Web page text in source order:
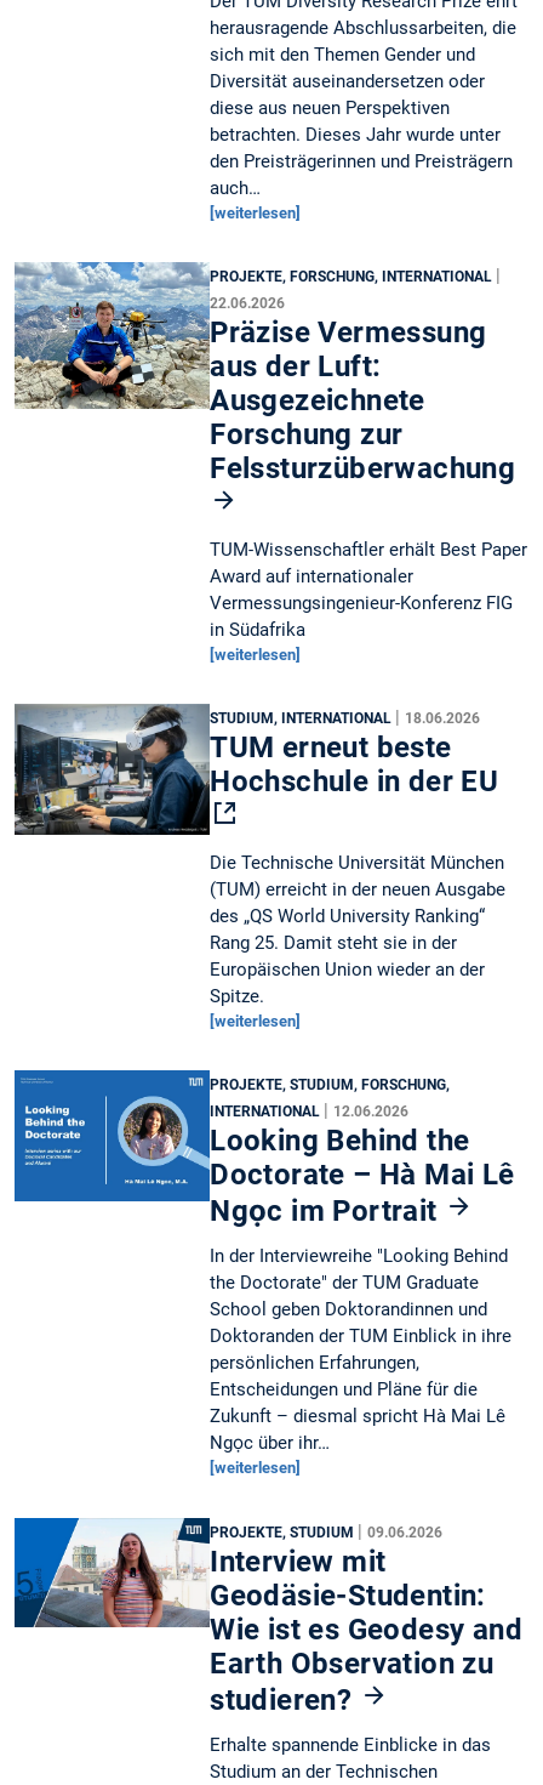
herausragende Abschlussarbeiten, die
sich mit den Themen Gender und
Diversität auseinandersetzen oder
diese aus neuen Perspektiven
betrachten. Dieses Jahr wurde unter
den Preisträgerinnen und Preisträgern
auch…
[weiterlesen]
PROJEKTE, FORSCHUNG, INTERNATIONAL |
22.06.2026
Präzise Vermessung
aus der Luft:
Ausgezeichnete
Forschung zur
Felssturzüberwachung
TUM-Wissenschaftler erhält Best Paper
Award auf internationaler
Vermessungsingenieur-Konferenz FIG
in Südafrika
[weiterlesen]
STUDIUM, INTERNATIONAL | 18.06.2026
TUM erneut beste
Hochschule in der EU
Die Technische Universität München
(TUM) erreicht in der neuen Ausgabe
des „QS World University Ranking“
Rang 25. Damit steht sie in der
Europäischen Union wieder an der
Spitze.
[weiterlesen]
PROJEKTE, STUDIUM, FORSCHUNG,
INTERNATIONAL
12.06.2026
Looking Behind the
Doctorate – Hà Mai Lê
Ngọc im Portrait
In der Interviewreihe "Looking Behind
the Doctorate" der TUM Graduate
School geben Doktorandinnen und
Doktoranden der TUM Einblick in ihre
persönlichen Erfahrungen,
Entscheidungen und Pläne für die
Zukunft – diesmal spricht Hà Mai Lê
Ngọc über ihr…
[weiterlesen]
PROJEKTE, STUDIUM |09.06.2026
Interview mit
Geodäsie-Studentin:
Wie ist es Geodesy and
Earth Observation zu
studieren?
Erhalte spannende Einblicke in das
Studium an der Technischen